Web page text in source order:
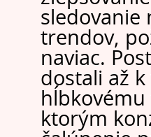
sledovanie
trendov,
naviac.
dostali až k
ktorým